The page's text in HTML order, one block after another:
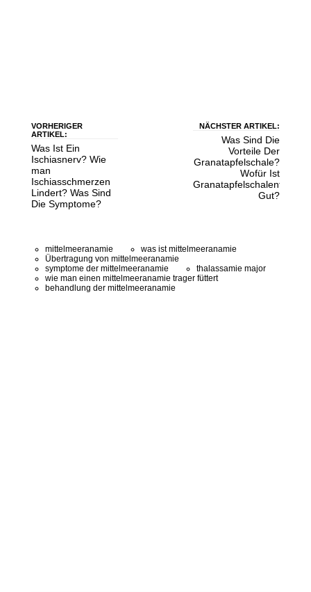
VORHERIGER
ARTIKEL:
Was Ist Ein
Ischiasnerv? Wie
man
Ischiasschmerzen
Lindert? Was Sind
Die Symptome?
NÄCHSTER ARTIKEL:
Was Sind Die
Vorteile Der
Granatapfelschale?
Wofür Ist
Granatapfelschalentee
Gut?
mittelmeeranamie
was ist mittelmeeranamie
Übertragung von mittelmeeranamie
symptome der mittelmeeranamie
thalassamie major
wie man einen mittelmeeranamie trager füttert
behandlung der mittelmeeranamie